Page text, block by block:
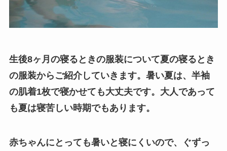
生後8ヶ月の寝るときの服装について夏の寝るとき
の服装からご紹介していきます。暑い夏は、半袖
の肌着1枚で寝かせても大丈夫です。大人であって
も夏は寝苦しい時期でもあります。
赤ちゃんにとっても暑いと寝にくいので、ぐずっ